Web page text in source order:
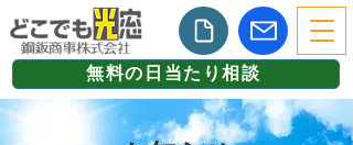
無料の日当たり相談